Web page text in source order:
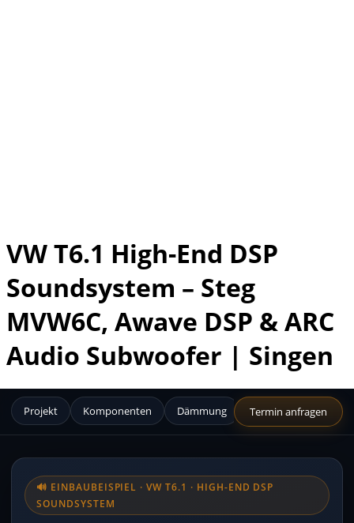
VW T6.1 High-End DSP
Soundsystem – Steg
MVW6C, Awave DSP & ARC
Audio Subwoofer | Singen
Projekt Komponenten Dämmung Aktuelle Sets
Termin anfragen
🔊 EINBAUBEISPIEL · VW T6.1 · HIGH-END DSP
SOUNDSYSTEM